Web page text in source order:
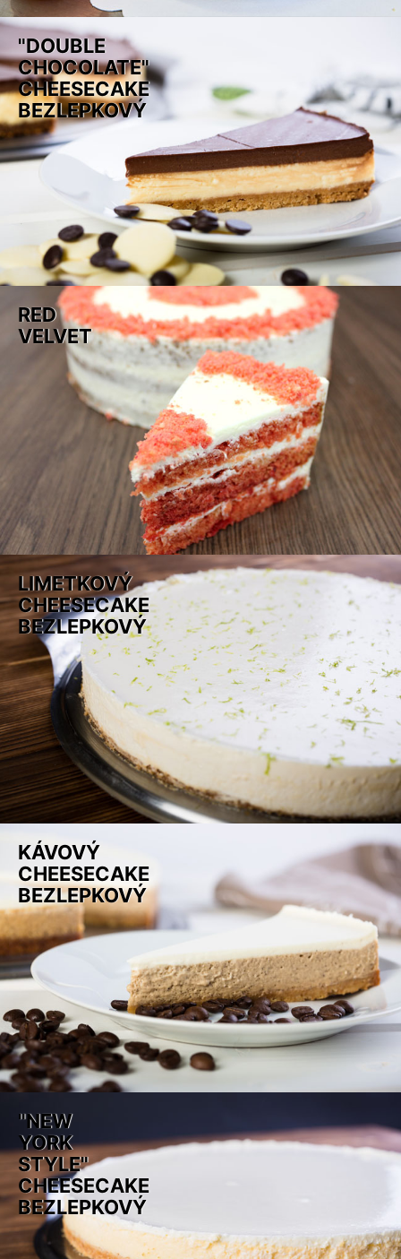
"DOUBLE
CHOCOLATE"
CHEESECAKE
BEZLEPKOVÝ
RED
VELVET
LIMETKOVÝ
CHEESECAKE
BEZLEPKOVÝ
KÁVOVÝ
CHEESECAKE
BEZLEPKOVÝ
"NEW
YORK
STYLE"
CHEESECAKE
BEZLEPKOVÝ